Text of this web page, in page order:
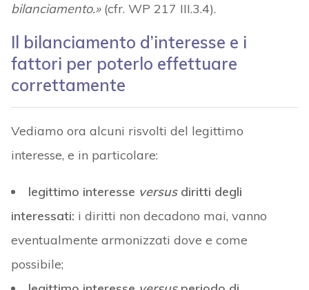
bilanciamento.» (cfr. WP 217 III.3.4).
Il bilanciamento d’interesse e i
fattori per poterlo effettuare
correttamente
Vediamo ora alcuni risvolti del legittimo
interesse, e in particolare:
legittimo interesse versusdiritti degli
interessati: i diritti non decadono mai, vanno
eventualmente armonizzati dove e come
possibile;